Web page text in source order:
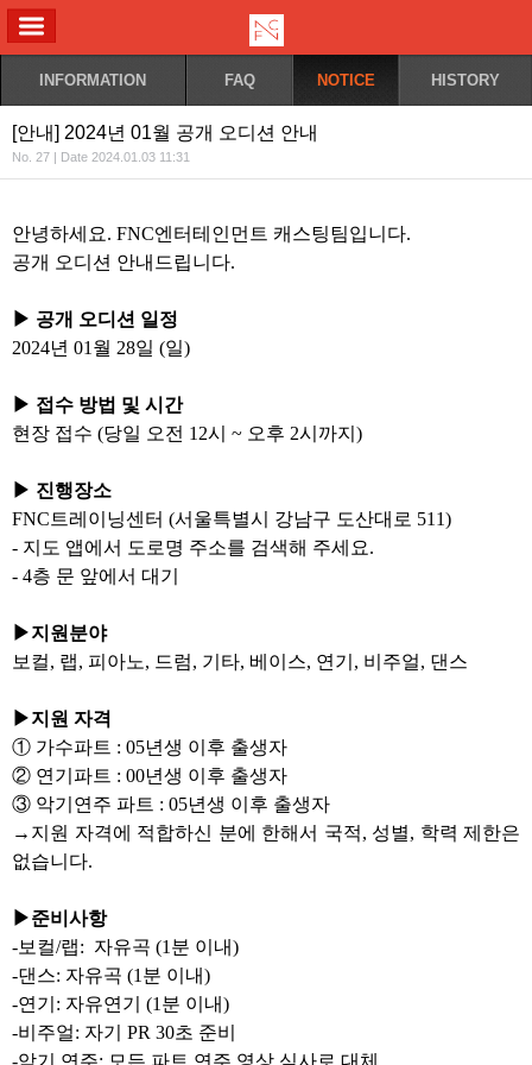
INFORMATION FAQ NOTICE HISTORY
[안내] 2024년 01월 공개 오디션 안내 ⠀
No. 27 | Date 2024.01.03 11:31
안녕하세요. FNC엔터테인먼트 캐스팅팀입니다.
공개 오디션 안내드립니다.
▶ 공개 오디션 일정
2024년 01월 28일 (일)
▶ 접수 방법 및 시간
현장 접수 (당일 오전 12시 ~ 오후 2시까지)
▶ 진행장소
FNC트레이닝센터 (서울특별시 강남구 도산대로 511)
- 지도 앱에서 도로명 주소를 검색해 주세요.
- 4층 문 앞에서 대기
▶지원분야
보컬, 랩, 피아노, 드럼, 기타, 베이스, 연기, 비주얼, 댄스
▶지원 자격
① 가수파트 : 05년생 이후 출생자
② 연기파트 : 00년생 이후 출생자
③ 악기연주 파트 : 05년생 이후 출생자
→지원 자격에 적합하신 분에 한해서 국적, 성별, 학력 제한은
없습니다.
▶준비사항
-보컬/랩: 자유곡 (1분 이내)
-댄스: 자유곡 (1분 이내)
-연기: 자유연기 (1분 이내)
-비주얼: 자기 PR 30초 준비
-악기 연주: 모든 파트 연주 영상 심사로 대체